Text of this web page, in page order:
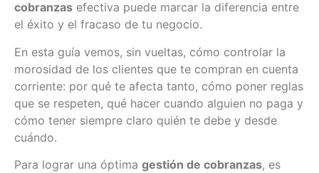
cobranzas efectiva puede marcar la diferencia entre
el éxito y el fracaso de tu negocio.
En esta guía vemos, sin vueltas, cómo controlar la
morosidad de los clientes que te compran en cuenta
corriente: por qué te afecta tanto, cómo poner reglas
que se respeten, qué hacer cuando alguien no paga y
cómo tener siempre claro quién te debe y desde
cuándo.
Para lograr una óptima gestión de cobranzas, es